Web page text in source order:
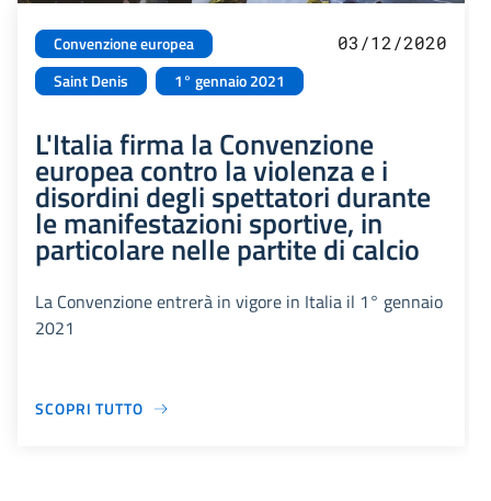
Convenzione europea
Saint Denis
1° gennaio 2021
03/12/2020
L'Italia firma la Convenzione
europea contro la violenza e i
disordini degli spettatori durante
le manifestazioni sportive, in
particolare nelle partite di calcio
La Convenzione entrerà in vigore in Italia il 1° gennaio
2021
SCOPRI TUTTO